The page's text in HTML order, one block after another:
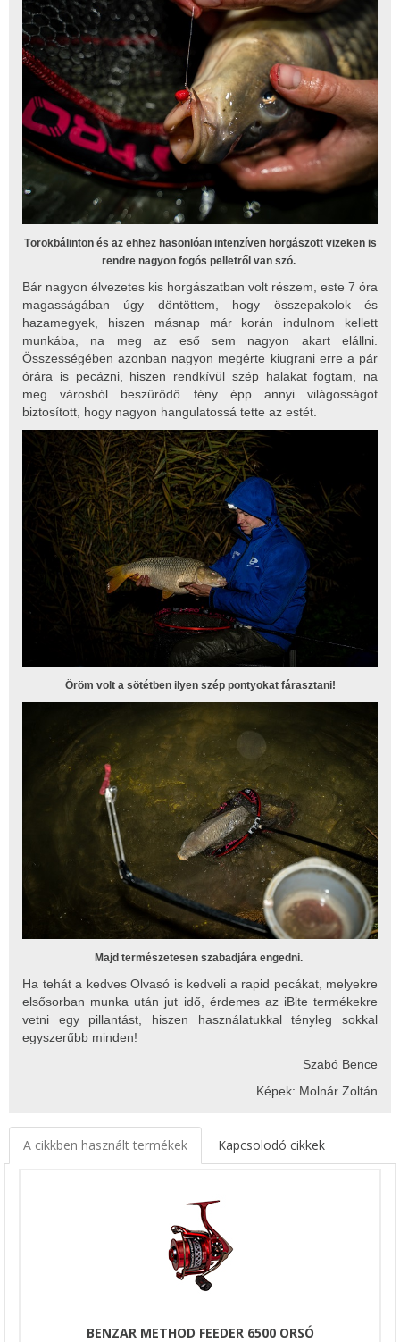
Törökbálinton és az ehhez hasonlóan intenzíven horgászott vizeken is
rendre nagyon fogós pelletről van szó.
Bár nagyon élvezetes kis horgászatban volt részem, este 7 óra
magasságában úgy döntöttem, hogy összepakolok és
hazamegyek, hiszen másnap már korán indulnom kellett
munkába, na meg az eső sem nagyon akart elállni.
Összességében azonban nagyon megérte kiugrani erre a pár
órára is pecázni, hiszen rendkívül szép halakat fogtam, na
meg városból beszűrődő fény épp annyi világosságot
biztosított, hogy nagyon hangulatossá tette az estét.
Öröm volt a sötétben ilyen szép pontyokat fárasztani!
Majd természetesen szabadjára engedni.
Ha tehát a kedves Olvasó is kedveli a rapid pecákat, melyekre
elsősorban munka után jut idő, érdemes az iBite termékekre
vetni egy pillantást, hiszen használatukkal tényleg sokkal
egyszerűbb minden!
Szabó Bence
Képek: Molnár Zoltán
A cikkben használt termékek Kapcsolodó cikkek
BENZAR METHOD FEEDER 6500 ORSÓ